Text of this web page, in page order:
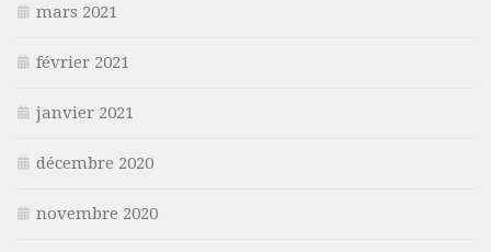
mars 2021
février 2021
janvier 2021
décembre 2020
novembre 2020